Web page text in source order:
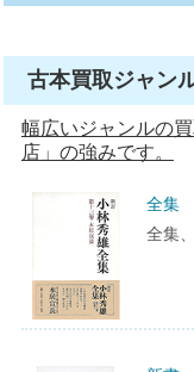
古本買取ジャン
幅広いジャンルの
店」の強みです。
全集
全集